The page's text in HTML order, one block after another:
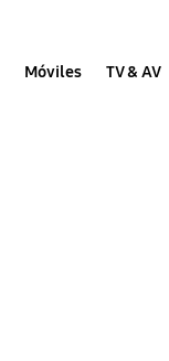
Móviles TV & AV